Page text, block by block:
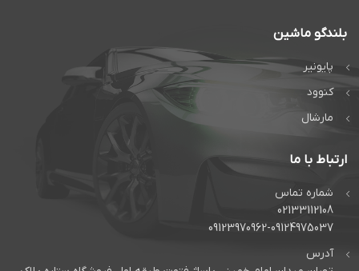
بلندگو ماشین
پایونیر
کنوود
مارشال
ارتباط با ما
شماره تماس
02133112108
09123970962-09124975037
آدرس